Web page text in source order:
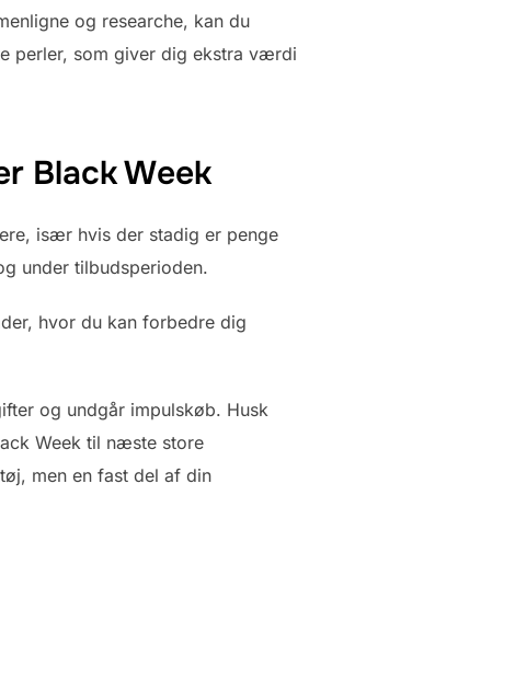
og researche, kan du
perler, som giver dig ekstra værdi
Black Week
især hvis der stadig er penge
under tilbudsperioden.
hvor du kan forbedre dig
og undgår impulskøb. Husk
Week til næste store
men en fast del af din